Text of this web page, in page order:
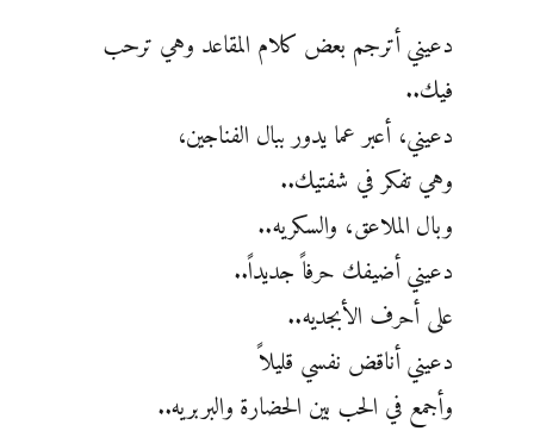
دعيني أترجم بعض كلام المقاعد وهي ترحب
فيك..
دعيني، أعبر عما يدور ببال الفناجين،
وهي تفكر في شفتيك..
وبال الملاعق، والسكريه..
دعيني أضيفك حرفاً جديداً..
على أحرف الأبجديه..
دعيني أناقض نفسي قليلاً
وأجمع في الحب بين الحضارة والبربريه..